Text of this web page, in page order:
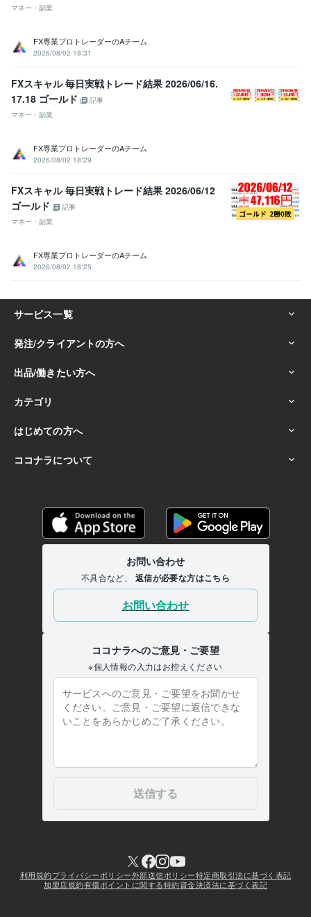
マネー・副業
FX専業プロトレーダーのAチーム
2026/08/02 18:31
FXスキャル 毎日実戦トレード結果 2026/06/16.
17.18 ゴールド
記事
マネー・副業
FX専業プロトレーダーのAチーム
2026/08/02 18:29
FXスキャル 毎日実戦トレード結果 2026/06/12
ゴールド
記事
マネー・副業
FX専業プロトレーダーのAチーム
2026/08/02 18:25